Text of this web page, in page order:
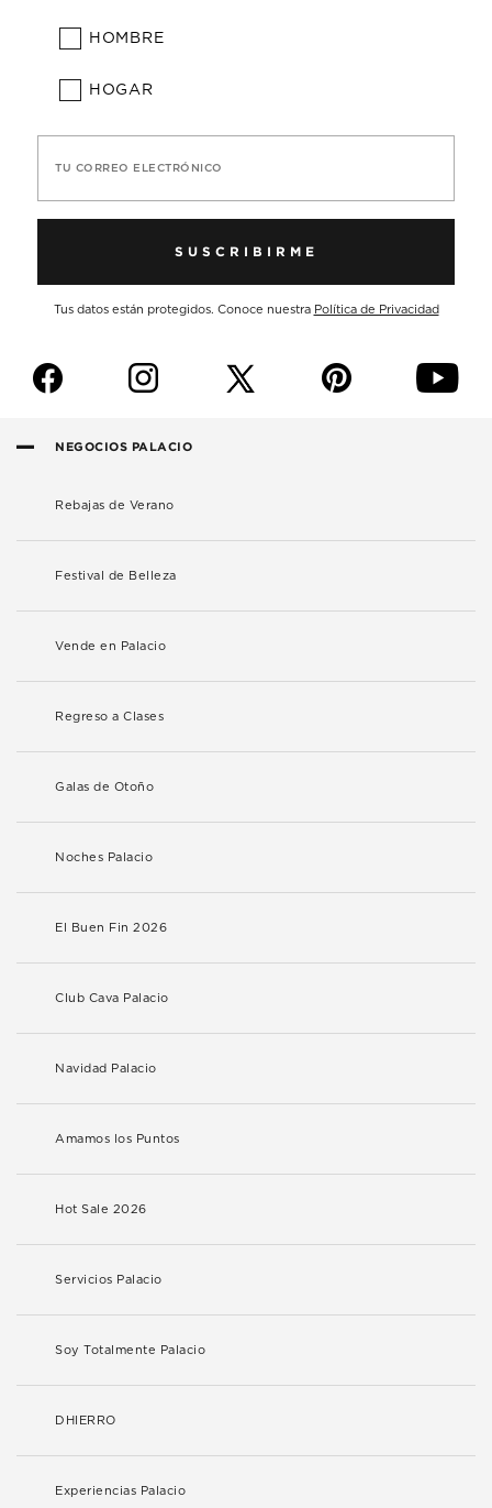
HOMBRE
HOGAR
TU CORREO ELECTRÓNICO
SUSCRIBIRME
Tus datos están protegidos. Conoce nuestra Política de Privacidad
f i p y
NEGOCIOS PALACIO
Rebajas de Verano
Festival de Belleza
Vende en Palacio
Regreso a Clases
Galas de Otoño
Noches Palacio
El Buen Fin 2026
Club Cava Palacio
Navidad Palacio
Amamos los Puntos
Hot Sale 2026
Servicios Palacio
Soy Totalmente Palacio
DHIERRO
Experiencias Palacio